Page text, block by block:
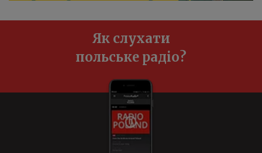
Як слухати
польське радіо?